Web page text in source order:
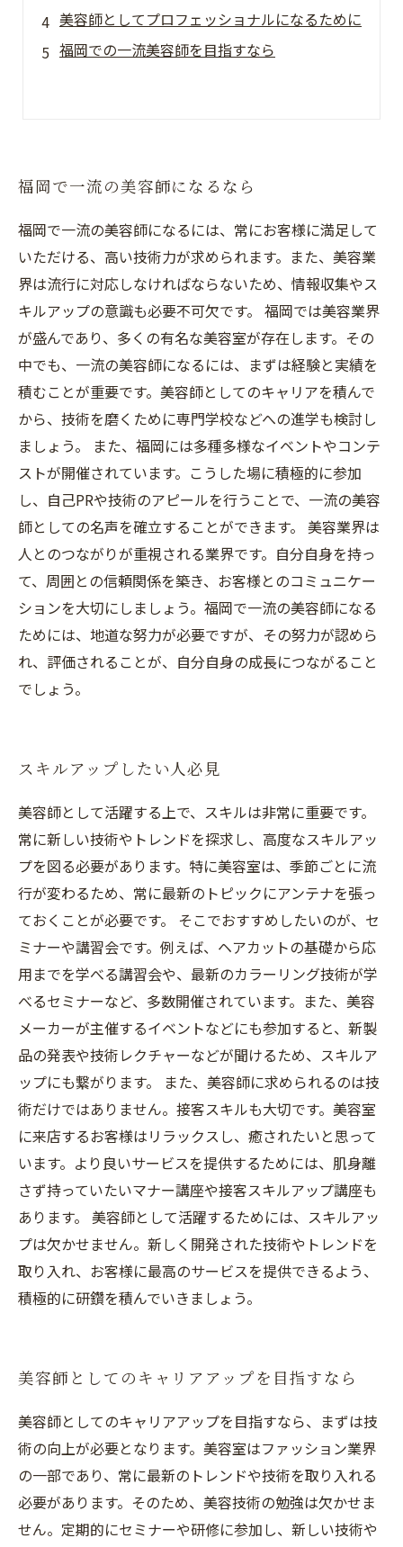
美容師としてプロフェッショナルになるために
福岡での一流美容師を目指すなら
福岡で一流の美容師になるなら
福岡で一流の美容師になるには、常にお客様に満足して
いただける、高い技術力が求められます。また、美容業
界は流行に対応しなければならないため、情報収集やス
キルアップの意識も必要不可欠です。 福岡では美容業界
が盛んであり、多くの有名な美容室が存在します。その
中でも、一流の美容師になるには、まずは経験と実績を
積むことが重要です。美容師としてのキャリアを積んで
から、技術を磨くために専門学校などへの進学も検討し
ましょう。 また、福岡には多種多様なイベントやコンテ
ストが開催されています。こうした場に積極的に参加
し、自己PRや技術のアピールを行うことで、一流の美容
師としての名声を確立することができます。 美容業界は
人とのつながりが重視される業界です。自分自身を持っ
て、周囲との信頼関係を築き、お客様とのコミュニケー
ションを大切にしましょう。福岡で一流の美容師になる
ためには、地道な努力が必要ですが、その努力が認めら
れ、評価されることが、自分自身の成長につながること
でしょう。
スキルアップしたい人必見
美容師として活躍する上で、スキルは非常に重要です。
常に新しい技術やトレンドを探求し、高度なスキルアッ
プを図る必要があります。特に美容室は、季節ごとに流
行が変わるため、常に最新のトピックにアンテナを張っ
ておくことが必要です。 そこでおすすめしたいのが、セ
ミナーや講習会です。例えば、ヘアカットの基礎から応
用までを学べる講習会や、最新のカラーリング技術が学
べるセミナーなど、多数開催されています。また、美容
メーカーが主催するイベントなどにも参加すると、新製
品の発表や技術レクチャーなどが聞けるため、スキルア
ップにも繋がります。 また、美容師に求められるのは技
術だけではありません。接客スキルも大切です。美容室
に来店するお客様はリラックスし、癒されたいと思って
います。より良いサービスを提供するためには、肌身離
さず持っていたいマナー講座や接客スキルアップ講座も
あります。 美容師として活躍するためには、スキルアッ
プは欠かせません。新しく開発された技術やトレンドを
取り入れ、お客様に最高のサービスを提供できるよう、
積極的に研鑽を積んでいきましょう。
美容師としてのキャリアアップを目指すなら
美容師としてのキャリアアップを目指すなら、まずは技
術の向上が必要となります。美容室はファッション業界
の一部であり、常に最新のトレンドや技術を取り入れる
必要があります。そのため、美容技術の勉強は欠かせま
せん。定期的にセミナーや研修に参加し、新しい技術や